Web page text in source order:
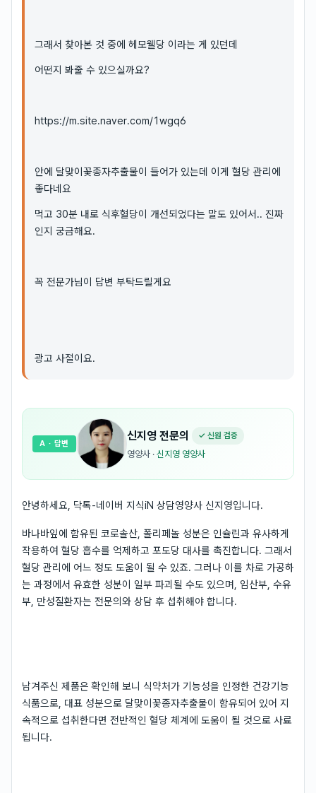
그래서 찾아본 것 중에 헤모웰당 이라는 게 있던데
어떤지 봐줄 수 있으실까요?
https://m.site.naver.com/1wgq6
안에 달맞이꽃종자추출물이 들어가 있는데 이게 혈당 관리에
좋다네요
먹고 30분 내로 식후혈당이 개선되었다는 말도 있어서.. 진짜
인지 궁금해요.
꼭 전문가님이 답변 부탁드릴게요
광고 사절이요.
신지영 전문의 ✓ 신원 검증
영양사 · 신지영 영양사
A · 답변
안녕하세요, 닥톡-네이버 지식iN 상담영양사 신지영입니다.
바나바잎에 함유된 코로솔산, 폴리페놀 성분은 인슐린과 유사하게
작용하여 혈당 흡수를 억제하고 포도당 대사를 촉진합니다. 그래서
혈당 관리에 어느 정도 도움이 될 수 있죠. 그러나 이를 차로 가공하
는 과정에서 유효한 성분이 일부 파괴될 수도 있으며, 임산부, 수유
부, 만성질환자는 전문의와 상담 후 섭취해야 합니다.
남겨주신 제품은 확인해 보니 식약처가 기능성을 인정한 건강기능
식품으로, 대표 성분으로 달맞이꽃종자추출물이 함유되어 있어 지
속적으로 섭취한다면 전반적인 혈당 체계에 도움이 될 것으로 사료
됩니다.